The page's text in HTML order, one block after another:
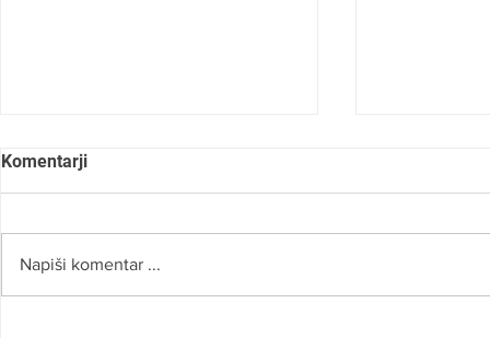
Komentarji
Napiši komentar ...